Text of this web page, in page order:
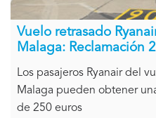
Vuelo retrasado
Malaga: Reclamación
Los pasajeros Ryanair del
Malaga pueden obtener
de 250 euros